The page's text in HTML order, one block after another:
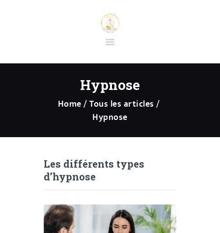
Hypnose
Home Tous les articles
Hypnose
ACCUEIL
BOUTIQUE EN
LIGNE
PRESTATIONS
PRÉPARATION
SÉANCE
SPIRITUELLE
CONTACT
FORMATIONS ET
STAGES
Les différents types
d’hypnose